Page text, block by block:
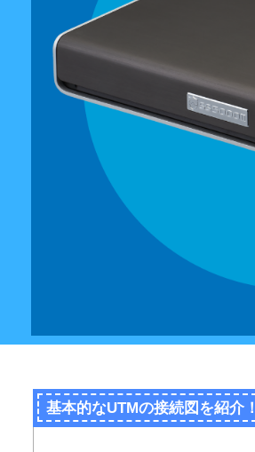
基本的なUTMの接続図を紹介